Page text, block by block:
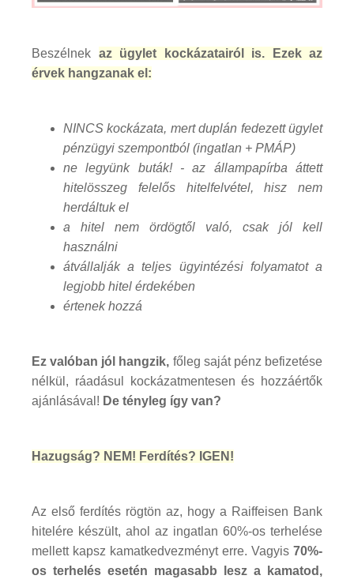
Beszélnek az ügylet kockázatairól is. Ezek az
érvek hangzanak el:
NINCS kockázata, mert duplán fedezett ügylet
pénzügyi szempontból (ingatlan + PMÁP)
ne legyünk buták! - az állampapírba áttett
hitelösszeg felelős hitelfelvétel, hisz nem
herdáltuk el
a hitel nem ördögtől való, csak jól kell
használni
átvállalják a teljes ügyintézési folyamatot a
legjobb hitel érdekében
értenek hozzá
Ez valóban jól hangzik, főleg saját pénz befizetése
nélkül, ráadásul kockázatmentesen és hozzáértők
ajánlásával! De tényleg így van?
Hazugság? NEM! Ferdítés? IGEN!
Az első ferdítés rögtön az, hogy a Raiffeisen Bank
hitelére készült, ahol az ingatlan 60%-os terhelése
mellett kapsz kamatkedvezményt erre. Vagyis 70%-
os terhelés esetén magasabb lesz a kamatod,